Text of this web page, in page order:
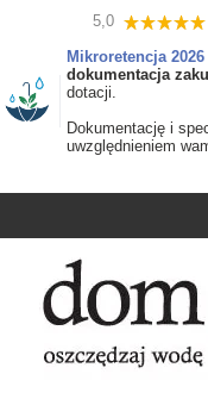
5,0
Mikroretencja 2026
dokumentacja
dotacji.
Dokumentację i
uwzględnieniem